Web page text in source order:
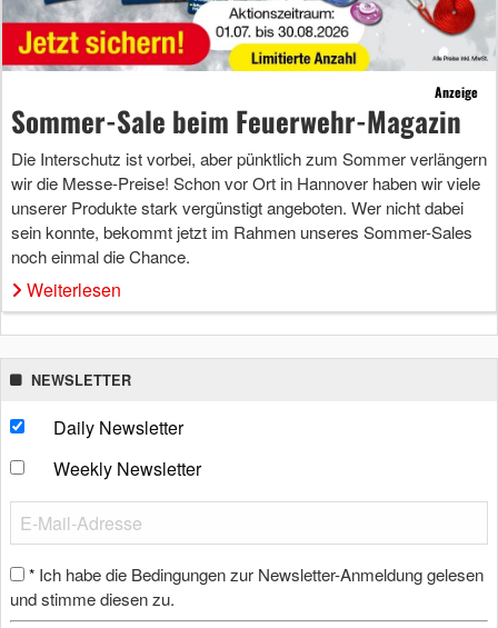
Anzeige
Sommer-Sale beim Feuerwehr-Magazin
Die Interschutz ist vorbei, aber pünktlich zum Sommer verlängern
wir die Messe-Preise! Schon vor Ort in Hannover haben wir viele
unserer Produkte stark vergünstigt angeboten. Wer nicht dabei
sein konnte, bekommt jetzt im Rahmen unseres Sommer-Sales
noch einmal die Chance.
Weiterlesen
NEWSLETTER
Daily Newsletter
Weekly Newsletter
* Ich habe die Bedingungen zur Newsletter-Anmeldung gelesen
und stimme diesen zu.